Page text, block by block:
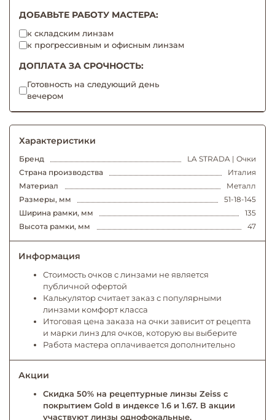
ДОБАВЬТЕ РАБОТУ МАСТЕРА:
к складским линзам
к прогрессивным и офисным линзам
ДОПЛАТА ЗА СРОЧНОСТЬ:
Готовность на следующий день
вечером
Характеристики
Бренд
LA STRADA | Очки
Страна производства
Италия
Материал
Металл
Размеры, мм
51-18-145
Ширина рамки, мм
135
Высота рамки, мм
47
Информация
Стоимость очков с линзами не является
публичной офертой
Калькулятор считает заказ с популярными
линзами комфорт класса
Итоговая цена заказа на очки зависит от рецепта
и марки линз для очков, которую вы выберите
Работа мастера оплачивается дополнительно
Акции
Скидка 50% на рецептурные линзы Zeiss с
покрытием Gold в индексе 1.6 и 1.67. В акции
участвуют линзы однофокальные,